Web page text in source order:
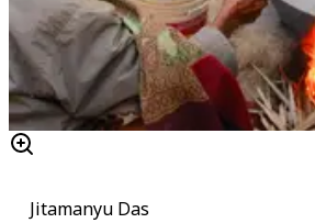
Jitamanyu Das